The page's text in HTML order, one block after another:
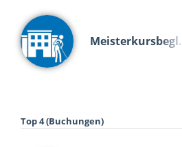
Meisterkursbegl…
Top 4 (Buchungen)